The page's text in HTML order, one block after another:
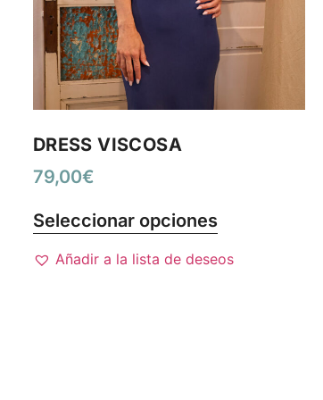
DRESS VISCOSA
79,00€
Seleccionar opciones
Añadir a la lista de deseos